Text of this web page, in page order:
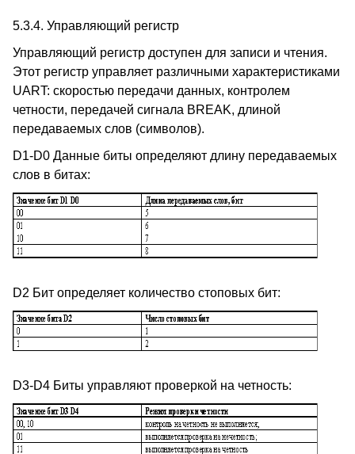
5.3.4. Управляющий регистр
Управляющий регистр доступен для записи и чтения.
Этот регистр управляет различными характеристиками
UART: скоростью передачи данных, контролем
четности, передачей сигнала BREAK, длиной
передаваемых слов (символов).
D1-D0 Данные биты определяют длину передаваемых
слов в битах:
D2 Бит определяет количество стоповых бит:
D3-D4 Биты управляют проверкой на четность: